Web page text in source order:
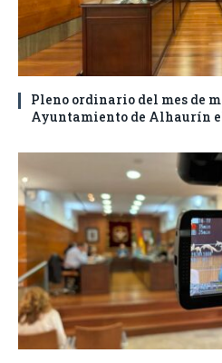
Pleno ordinario del mes de
Ayuntamiento de Alhaurín